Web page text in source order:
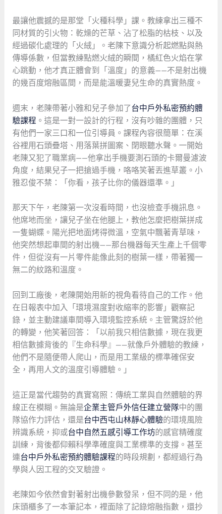
最讓他震撼的是那堂「火種科學」課。教練拿出三種不
同材質的引火物：乾燥的芒草、沾了松脂的枯枝、以及
經過碳化處理的「火絨」。老陳下意識分析起燃點與熱
傳導係數，但當教練點燃火絨的瞬間，橘紅色火焰在掌
心跳動，他才真正體會到「溫度」的意義——不是射出機
的幾百度熔融區間，而是能溫暖妻兒生命的真實熱度。
週末，老陳帶著小雅和兒子參加了台中戶外私密預約體
驗課程 。這是一對一設計的行程，沒有吵雜的團體，只
有他們一家三口和一位引導員。課程內容很簡單：在溪
谷裡用石頭疊塔、用落葉拼圖案、閉眼聽水聲。一開始
老陳又犯了職業病——他拿出手機要測石頭的卡爾曼濾波
角度，結果兒子一把搶過手機，咯咯笑著丟進草叢。小
雅忍俊不禁：「你看，孩子比你的儀器還準。」
那天下午，老陳第一次沒看時間，也沒檢查手機訊息。
他席地而坐，讓兒子坐在他腿上，教他怎麼把樹葉拼成
一隻蝴蝶。陽光把地面烤得微溫，空氣中飄著青草味，
他突然想起車間的射出機——那台機器每天生產上千個零
件，但從沒有一片零件能像此刻的樹葉一樣，帶著獨一
無二的紋路和溫度。
回到工廠後，老陳開始用新的視角看待自己的工作。他
在日報表中加入「環境濕度對收縮率的影響」觀察記
錄，並主動建議車間導入環境監控系統。主管驚訝於他
的轉變，他笑著回答：「以前我只相信數據，現在我更
相信數據背後的『生命科學』——就像戶外體驗的教練，
他們不是隨便帶人爬山，而是用工業級的標準確保安
全，再用人文的溫度引導體驗。」
這正是當代趨勢的真實寫照：傳統工業與自然體驗的界
線正在模糊。無論是企業主管戶外信任建立營隊中的團
隊協作力評估，還是台中西屯山林靜心體驗的環境風險
辨識系統，抑或台中自然五感引導工作坊的感官精確度
訓練，背後都仰賴科學準確度與工業標準的支撐。甚至
連台中戶外私密預約體驗課程的時段規劃，都經過行為
學與人因工程的交叉驗證。
老陳如今依然會對著射出機參數發呆，但不同的是，他
床頭櫃多了一本筆記本，裡面除了記錄熔融指數，還抄